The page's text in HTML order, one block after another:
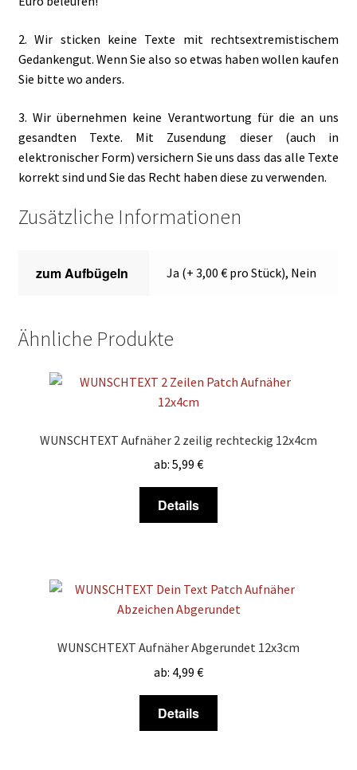
2. Wir sticken keine Texte mit rechtsextremistischem
Gedankengut. Wenn Sie also so etwas haben wollen kaufen
Sie bitte wo anders.
3. Wir übernehmen keine Verantwortung für die an uns
gesandten Texte. Mit Zusendung dieser (auch in
elektronischer Form) versichern Sie uns dass das alle Texte
korrekt sind und Sie das Recht haben diese zu verwenden.
Zusätzliche Informationen
zum Aufbügeln Ja (+ 3,00 € pro Stück), Nein
Ähnliche Produkte
WUNSCHTEXT Aufnäher 2 zeilig rechteckig 12x4cm
ab: 5,99 €
Details
auf.
Die
können
der
gewählt
WUNSCHTEXT Aufnäher Abgerundet 12x3cm
ab: 4,99 €
Details